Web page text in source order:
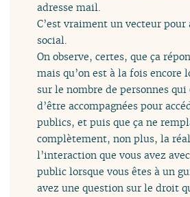
adresse mail.
C’est vraiment un vecteur
social.
On observe, certes, que ça
mais qu’on est à la fois encore
sur le nombre de personnes qui
d’être accompagnées pour
publics, et puis que ça ne
complètement, non plus, la
l’interaction que vous avez
public lorsque vous êtes à un
avez une question sur le droit